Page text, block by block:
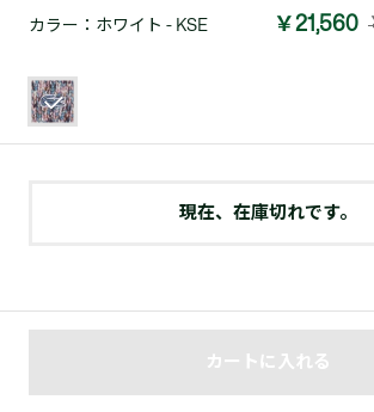
カラー： ホワイト - KSE ￥21,560
現在、在庫切れです。
カートに入れる